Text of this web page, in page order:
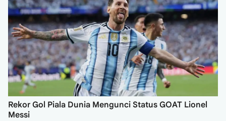
Rekor Gol Piala Dunia Mengunci Status GOAT Lionel
Messi